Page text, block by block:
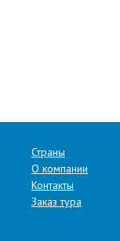
Страны
О компании
Контакты
Заказ тура